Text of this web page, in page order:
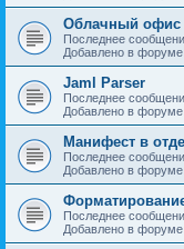
Облачный офис
Последнее
Добавлено в форуме
Jaml Parser
Последнее
Добавлено в форуме
Манифест в
Последнее
Добавлено в форуме
Последнее
Добавлено в форуме